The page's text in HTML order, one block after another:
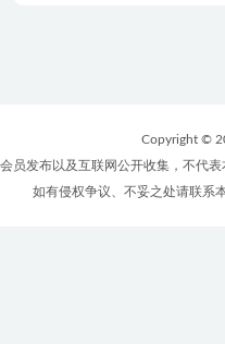
Copyright ©
员发布以及互联网公开收集，不代
如有侵权争议、不妥之处请联系